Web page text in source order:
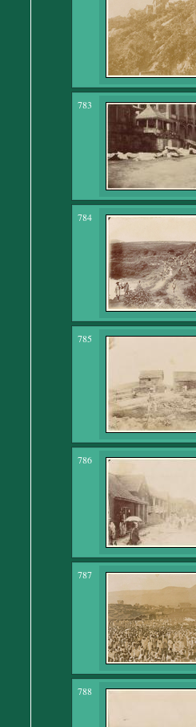
783
784
785
786
787
788